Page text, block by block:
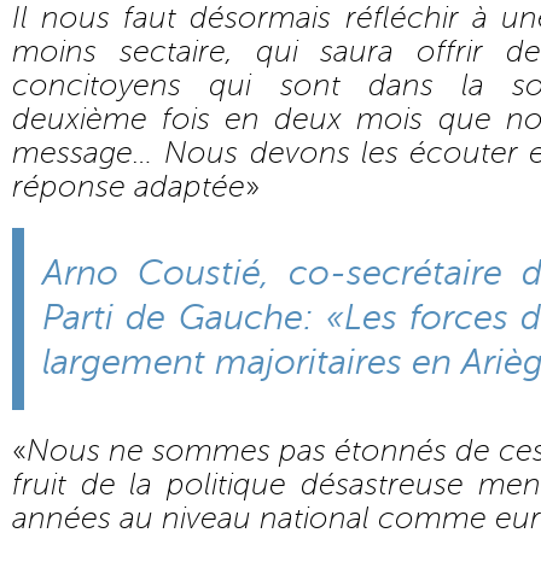
Il nous faut désormais réfléchir à
moins sectaire, qui saura offrir
concitoyens qui sont dans la
deuxième fois en deux mois que
message… Nous devons les écouter
réponse adaptée»
Arno Coustié, co-secrétaire
Parti de Gauche: «Les forces
largement majoritaires en
«Nous ne sommes pas étonnés de
fruit de la politique désastreuse
années au niveau national comme